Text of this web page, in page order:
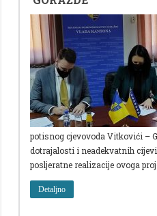
potisnog cjevovoda Vitkovići –
dotrajalosti i neadekvatnih
posljeratne realizacije ovoga
Detaljno